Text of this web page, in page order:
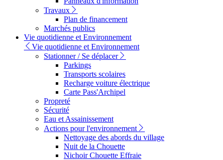
Travaux
Plan de financement
Marchés publics
Vie quotidienne et Environnement
Vie quotidienne et Environnement
Stationner / Se déplacer
Parkings
Transports scolaires
Recharge voiture électrique
Carte Pass'Archipel
Propreté
Sécurité
Eau et Assainissement
Actions pour l'environnement
Nettoyage des abords du village
Nuit de la Chouette
Nichoir Chouette Effraie